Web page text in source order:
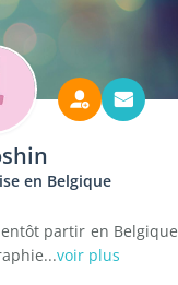
en Belgique
partir en Belgique
voir plus